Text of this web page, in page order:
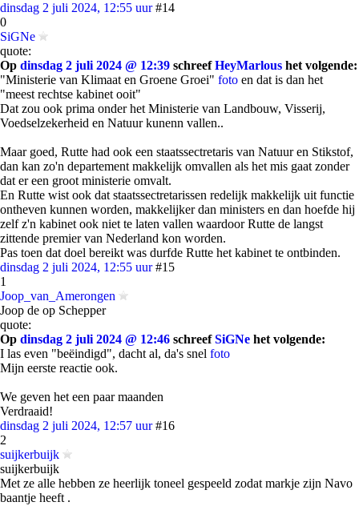
dinsdag 2 juli 2024, 12:55 uur #14
0
SiGNe
quote:
Op dinsdag 2 juli 2024 @ 12:39 schreefHeyMarlous het volgende:
"Ministerie van Klimaat en Groene Groei" foto en dat is dan het
"meest rechtse kabinet ooit"
Dat zou ook prima onder het Ministerie van Landbouw, Visserij,
Voedselzekerheid en Natuur kunenn vallen..
Maar goed, Rutte had ook een staatssectretaris van Natuur en Stikstof,
dan kan zo'n departement makkelijk omvallen als het mis gaat zonder
dat er een groot ministerie omvalt.
En Rutte wist ook dat staatssectretarissen redelijk makkelijk uit functie
ontheven kunnen worden, makkelijker dan ministers en dan hoefde hij
zelf z'n kabinet ook niet te laten vallen waardoor Rutte de langst
zittende premier van Nederland kon worden.
Pas toen dat doel bereikt was durfde Rutte het kabinet te ontbinden.
dinsdag 2 juli 2024, 12:55 uur #15
1
Joop_van_Amerongen
Joop de op Schepper
quote:
Op dinsdag 2 juli 2024 @ 12:46 schreefSiGNe het volgende:
I las even "beëindigd", dacht al, da's snel foto
Mijn eerste reactie ook.
We geven het een paar maanden
Verdraaid!
dinsdag 2 juli 2024, 12:57 uur #16
2
suijkerbuijk
suijkerbuijk
Met ze alle hebben ze heerlijk toneel gespeeld zodat markje zijn Navo
baantje heeft .